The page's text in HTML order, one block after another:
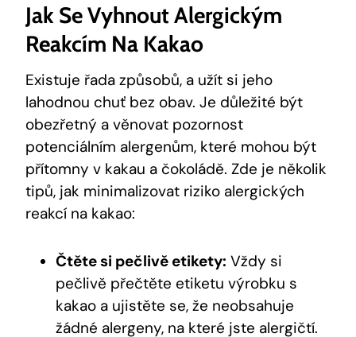
Jak Se Vyhnout Alergickým
Reakcím Na Kakao
Existuje řada způsobů, a užít si jeho
lahodnou chuť bez obav. Je důležité být
obezřetný a věnovat pozornost
potenciálním alergenům, které mohou být
přítomny v kakau a čokoládě. Zde je několik
tipů, jak minimalizovat riziko alergických
reakcí na kakao:
Čtěte si pečlivě etikety: Vždy si
pečlivě přečtěte etiketu výrobku s
kakao a ujistěte se, že neobsahuje
žádné alergeny, na které jste alergičtí.